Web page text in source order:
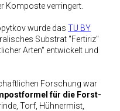
Komposte verringert.
wurde das TU BY
Substrat "Fertiriz"
Arten" entwickelt und
Forschung war
für die Forst-
Torf, Hühnermist,